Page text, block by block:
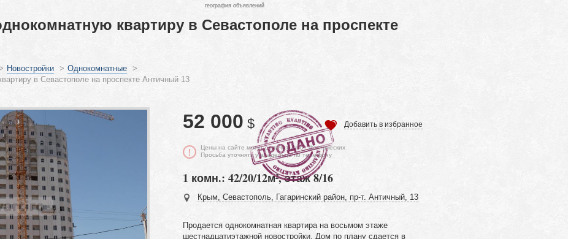
география объявлений
квартиру в Севастополе на проспекте
Новостройки > Однокомнатные >
в Севастополе на проспекте Античный 13
52 000 $ Добавить в избранное
Цены на сайте могут отличаться от фактических
Просьба уточнять у владельца по телефону
1 комн.: 42/20/12м², этаж 8/16
Крым, Севастополь, Гагаринский район, пр-т. Античный, 13
Продается однокомнатная квартира на восьмом этаже
шестнадцатиэтажной новостройки. Дом по плану сдается в